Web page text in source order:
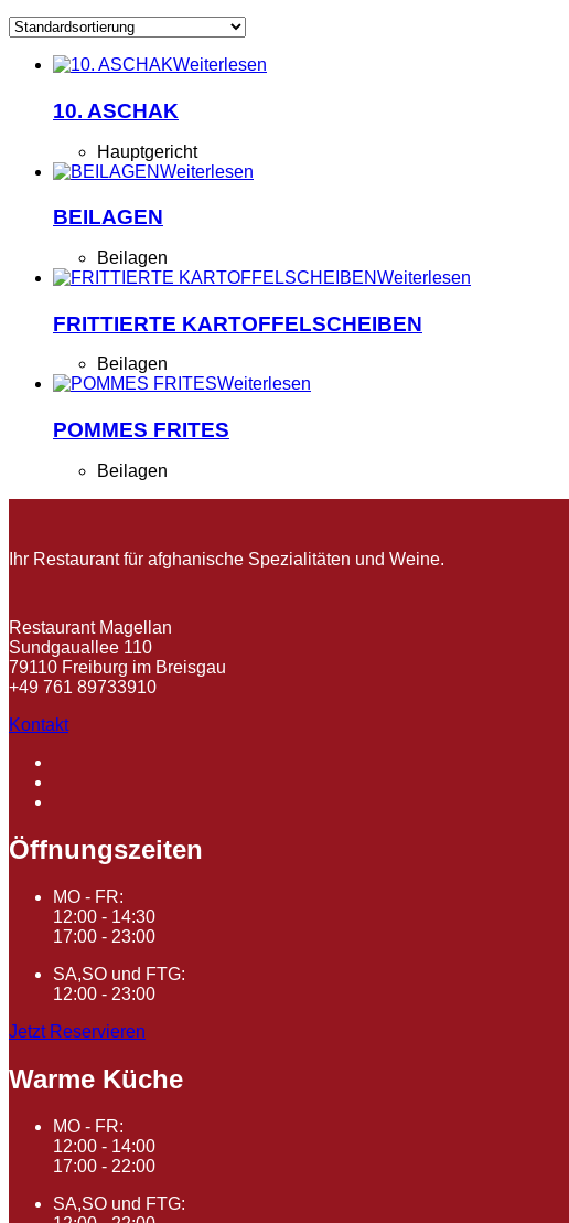
Weiterlesen
10. ASCHAK
Hauptgericht
Weiterlesen
BEILAGEN
Beilagen
Weiterlesen
FRITTIERTE KARTOFFELSCHEIBEN
Beilagen
Weiterlesen
POMMES FRITES
Beilagen
Ihr Restaurant für afghanische Spezialitäten und Weine.
Restaurant Magellan
Sundgauallee 110
79110 Freiburg im Breisgau
+49 761 89733910
Kontakt
Öffnungszeiten
MO - FR:
12:00 - 14:30
17:00 - 23:00
SA,SO und FTG:
12:00 - 23:00
Jetzt Reservieren
Warme Küche
MO - FR:
12:00 - 14:00
17:00 - 22:00
SA,SO und FTG: